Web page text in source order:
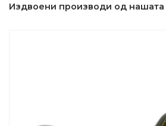
Издвоени производи од нашата